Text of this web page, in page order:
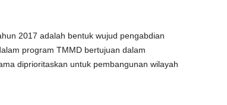
2017 adalah bentuk wujud pengabdian
program TMMD bertujuan dalam
diprioritaskan untuk pembangunan wilayah